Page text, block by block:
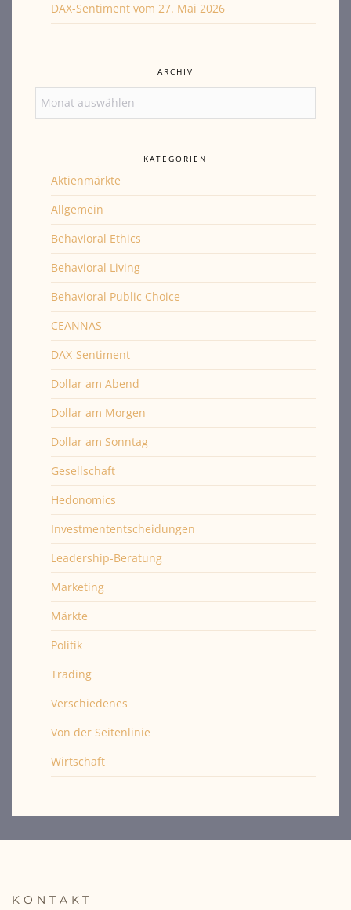
DAX-Sentiment vom 27. Mai 2026
ARCHIV
KATEGORIEN
Aktienmärkte
Allgemein
Behavioral Ethics
Behavioral Living
Behavioral Public Choice
CEANNAS
DAX-Sentiment
Dollar am Abend
Dollar am Morgen
Dollar am Sonntag
Gesellschaft
Hedonomics
Investmententscheidungen
Leadership-Beratung
Marketing
Märkte
Politik
Trading
Verschiedenes
Von der Seitenlinie
Wirtschaft
KONTAKT